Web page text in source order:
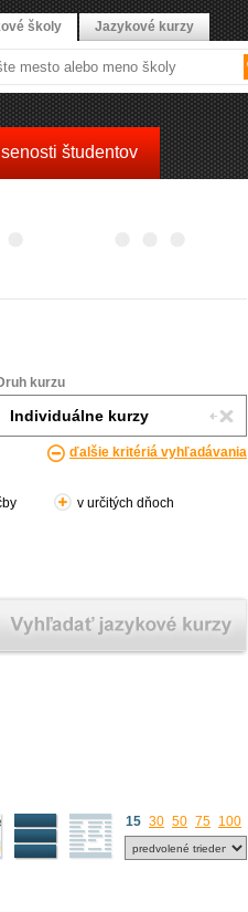
študentov
kurzu
ďalšie kritériá vyhľadávania
v určitých dňoch
15 30 50 75 100
školy Jazykové kurzy